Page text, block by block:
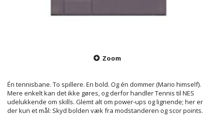
Zoom
Én tennisbane. To spillere. En bold. Og én dommer (Mario himself).
Mere enkelt kan det ikke gøres, og derfor handler Tennis til NES
udelukkende om skills. Glemt alt om power-ups og lignende; her er
der kun et mål: Skyd bolden væk fra modstanderen og scor points.